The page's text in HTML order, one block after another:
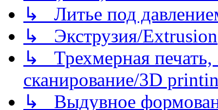
↳ Литье под
↳ Экструзия/Extrusion
↳ Трехмерная
сканирование/3D
↳ Выдувное